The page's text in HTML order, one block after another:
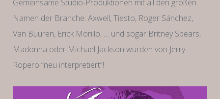
Gemeinsame Studio-Produktionen mit all den großen
Namen der Branche: Axwell, Tiesto, Roger Sánchez,
Van Buuren, Erick Morillo, … und sogar Britney Spears,
Madonna oder Michael Jackson wurden von Jerry
Ropero “neu interpretiert“!